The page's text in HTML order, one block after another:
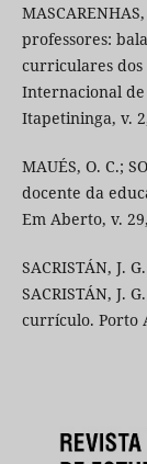
professores:
curriculares dos
Internacional de
Itapetininga, v.
MAUÉS, O. C.;
docente da
Em Aberto, v.
SACRISTÁN, J.
SACRISTÁN, J.
currículo. Porto